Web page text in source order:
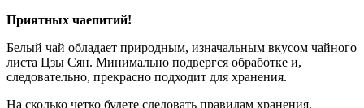
Приятных чаепитий!
Белый чай обладает природным, изначальным вкусом чайного
листа Цзы Сян. Минимально подвергся обработке и,
следовательно, прекрасно подходит для хранения.
На сколько четко будете следовать правилам хранения,